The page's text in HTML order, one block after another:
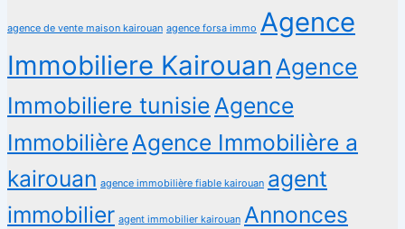
agence de vente maison kairouan agence forsa immo Agence
Immobiliere Kairouan Agence
Immobiliere tunisie Agence
Immobilière Agence Immobilière a
kairouan agence immobilière fiable kairouan agent
immobilier agent immobilier kairouan Annonces